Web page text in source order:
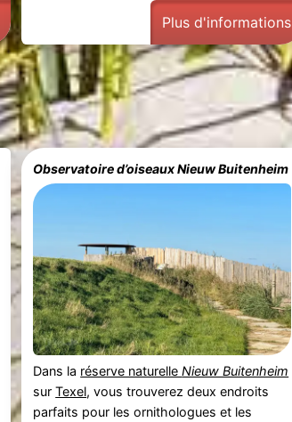
Plus d'informations
Observatoire d’oiseaux Nieuw Buitenheim
Dans la réserve naturelleNieuw Buitenheim
surTexel, vous trouverez deux endroits
parfaits pour les ornithologues et les